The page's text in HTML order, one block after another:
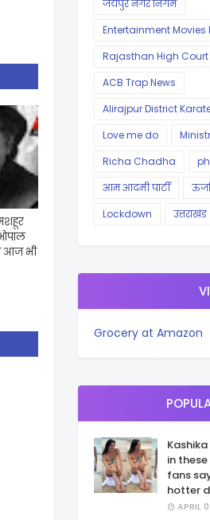
आज भी
जयपुर नगर निगम
Entertainment Movies
Rajasthan High Court
ACB Trap News
Alirajpur District
Love me do
Richa Chadha
आम आदमी पार्टी
Lockdown
उत्तराखंड
Grocery at Amazon
in
fans
hotter
APRIL